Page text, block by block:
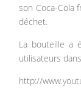
son Coca-Cola
déchet.
La bouteille a
utilisateurs
http://